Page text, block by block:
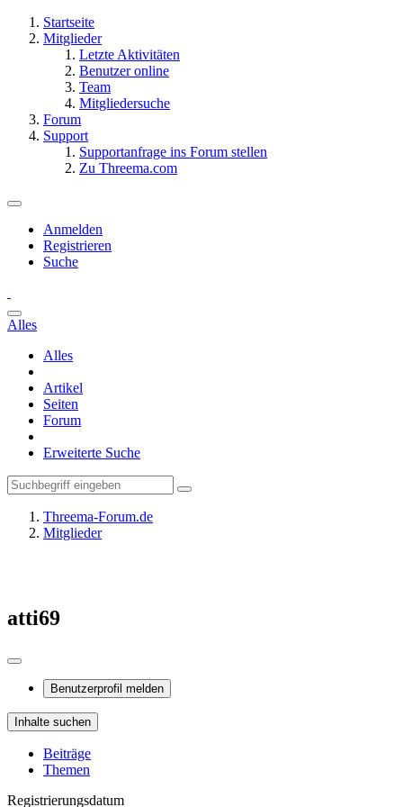
Startseite
Mitglieder
Letzte Aktivitäten
Benutzer online
Team
Mitgliedersuche
Forum
Support
Supportanfrage ins Forum stellen
Zu Threema.com
Anmelden
Registrieren
Suche
Alles
Alles
Artikel
Seiten
Forum
Erweiterte Suche
Threema-Forum.de
Mitglieder
atti69
Benutzerprofil melden
Inhalte suchen
Beiträge
Themen
Registrierungsdatum